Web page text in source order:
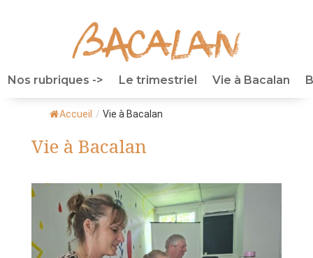
Nos rubriques -> Le trimestriel Vie à Bacalan
Accueil / Vie à Bacalan
Vie à Bacalan